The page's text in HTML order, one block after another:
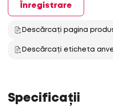
Înregistrare
Descărcați pagina
Descărcați eticheta
Specificații